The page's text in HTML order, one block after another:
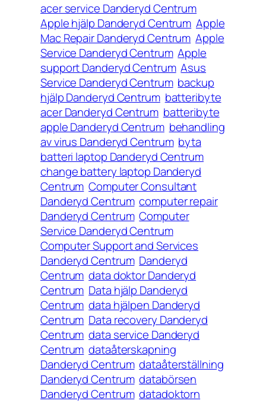
acer service Danderyd Centrum
Apple hjälp Danderyd Centrum Apple
Mac Repair Danderyd Centrum Apple
Service Danderyd Centrum Apple
support Danderyd Centrum Asus
Service Danderyd Centrum backup
hjälp Danderyd Centrum batteribyte
acer Danderyd Centrum batteribyte
apple Danderyd Centrum behandling
av virus Danderyd Centrum byta
batteri laptop Danderyd Centrum
change battery laptop Danderyd
Centrum Computer Consultant
Danderyd Centrum computer repair
Danderyd Centrum Computer
Service Danderyd Centrum
Computer Support and Services
Danderyd Centrum Danderyd
Centrum data doktor Danderyd
Centrum Data hjälp Danderyd
Centrum data hjälpen Danderyd
Centrum Data recovery Danderyd
Centrum data service Danderyd
Centrum dataåterskapning
Danderyd Centrum dataåterställning
Danderyd Centrum databörsen
Danderyd Centrum datadoktorn